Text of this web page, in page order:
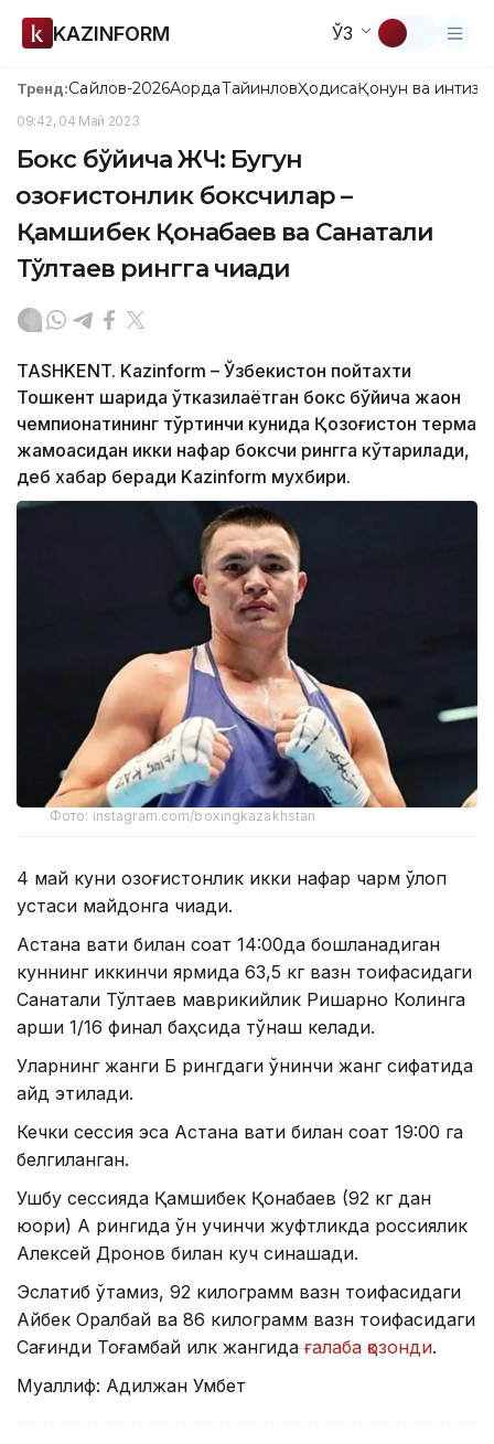
KAZINFORM ЎЗ
Тренд:Сайлов-2026АқордаТайинловҲодисаҚонун ва
09:42, 04 Май 2023
Бокс бўйича ЖЧ: Бугун
қозоғистонлик боксчилар –
Қамшибек Қонқабаев ва Санатали
Тўлтаев рингга чиқади
TASHKENT. Kazinform – Ўзбекистон пойтахти
Тошкент шаҳрида ўтказилаётган бокс бўйича жаҳон
чемпионатининг тўртинчи кунида Қозоғистон терма
жамоасидан икки нафар боксчи рингга кўтарилади,
деб хабар беради Kazinform мухбири.
Фото: instagram.com/boxingkazakhstan
4 май куни қозоғистонлик икки нафар чарм қўлқоп
устаси майдонга чиқади.
Астана вақти билан соат 14:00да бошланадиган
куннинг иккинчи ярмида 63,5 кг вазн тоифасидаги
Санатали Тўлтаев маврикийлик Ришарно Колинга
қарши 1/16 финал баҳсида тўқнаш келади.
Уларнинг жанги Б рингдаги ўнинчи жанг сифатида
қайд этилади.
Кечки сессия эса Астана вақти билан соат 19:00 га
белгиланган.
Ушбу сессияда Қамшибек Қонқабаев (92 кг дан
юқори) А рингида ўн учинчи жуфтликда россиялик
Алексей Дронов билан куч синашади.
Эслатиб ўтамиз, 92 килограмм вазн тоифасидаги
Айбек Оралбай ва 86 килограмм вазн тоифасидаги
Сағиндиқ Тоғамбай илк жангида ғалаба қозонди.
Муаллиф: Адилжан Умбет